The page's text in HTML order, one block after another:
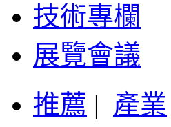
技術專欄
展覽會議
推薦 | 產業